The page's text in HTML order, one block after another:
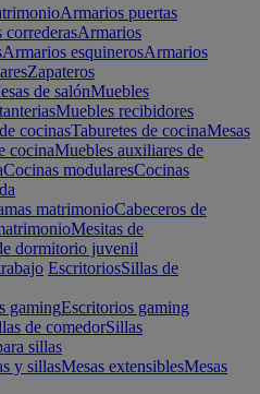
Armarios puertas
correderasArmarios
Armarios esquinerosArmarios
Zapateros
de salónMuebles
Muebles recibidores
cocinasTaburetes de cocinaMesas
cocinaMuebles auxiliares de
Cocinas modularesCocinas
matrimonioCabeceros de
Mesitas de
dormitorio juvenil
EscritoriosSillas de
gamingEscritorios gaming
de comedorSillas
sillas
y sillasMesas extensiblesMesas